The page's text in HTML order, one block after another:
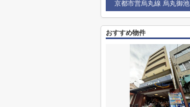
京都市営烏丸線 烏丸御池
おすすめ物件